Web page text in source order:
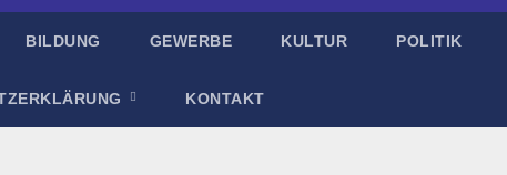
BILDUNG GEWERBE KULTUR POLITIK
KONTAKT